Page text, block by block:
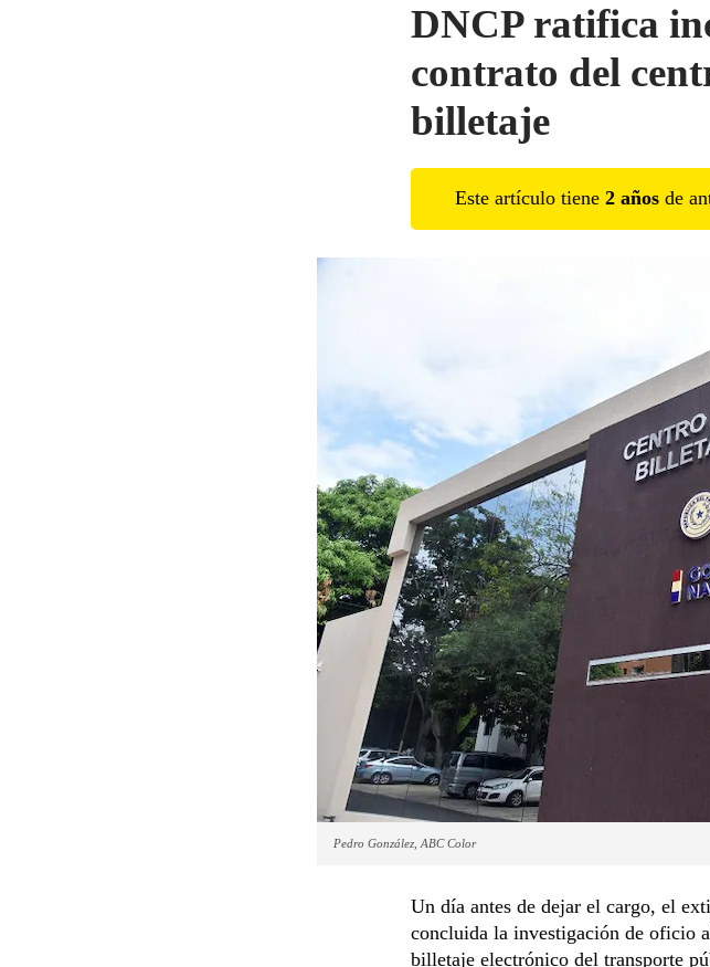
DNCP ratifica
contrato del
billetaje
Este artículo tiene 2 años de
Pedro González, ABC Color
Un día antes de dejar el cargo, el
concluida la investigación de oficio
billetaje electrónico del transporte